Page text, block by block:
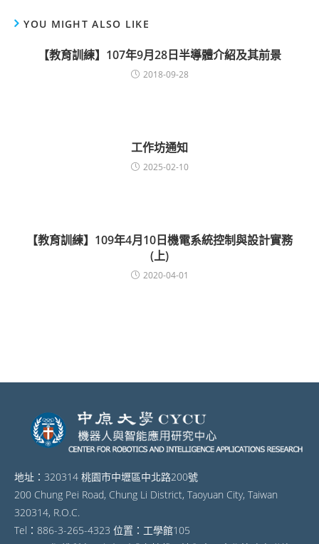
YOU MIGHT ALSO LIKE
【教育訓練】107年9月28日半導體介紹及其前景
2018-09-28
工作坊通知
2025-02-10
【教育訓練】109年4月10日機電系統控制與設計實務
(上)
2020-04-01
地址：320314 桃園市中壢區中北路200號
200 Chung Pei Road, Chung Li District, Taoyuan City, Taiwan
320314, R.O.C.
Tel：886-3-265-4323 位置：工學館105